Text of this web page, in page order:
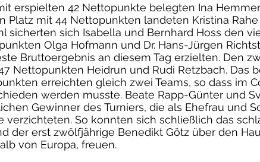
erspielten 42 Nettopunkte belegten Ina
Platz mit 44 Nettopunkten landeten Kristina
sicherten sich Isabella und Bernhard Hoss den
Olga Hofmann und Dr. Hans-Jürgen
Bruttoergebnis an diesem Tag erzielten. Den
Nettopunkten Heidrun und Rudi Retzbach. Das
erreichten gleich zwei Teams, so dass im
werden musste. Beate Rapp-Günter und
Gewinner des Turniers, die als Ehefrau und
verzichteten. So konnten sich schließlich das
der erst zwölfjährige Benedikt Götz über den
von Europa, freuen.